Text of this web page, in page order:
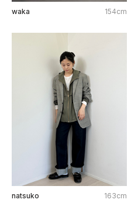
waka 154cm
natsuko 163cm